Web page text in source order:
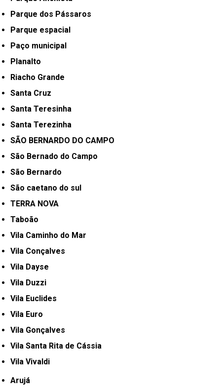
Parque dos Pássaros
Parque espacial
Paço municipal
Planalto
Riacho Grande
Santa Cruz
Santa Teresinha
Santa Terezinha
SÃO BERNARDO DO CAMPO
São Bernado do Campo
São Bernardo
São caetano do sul
TERRA NOVA
Taboão
Vila Caminho do Mar
Vila Conçalves
Vila Dayse
Vila Duzzi
Vila Euclides
Vila Euro
Vila Gonçalves
Vila Santa Rita de Cássia
Vila Vivaldi
Arujá